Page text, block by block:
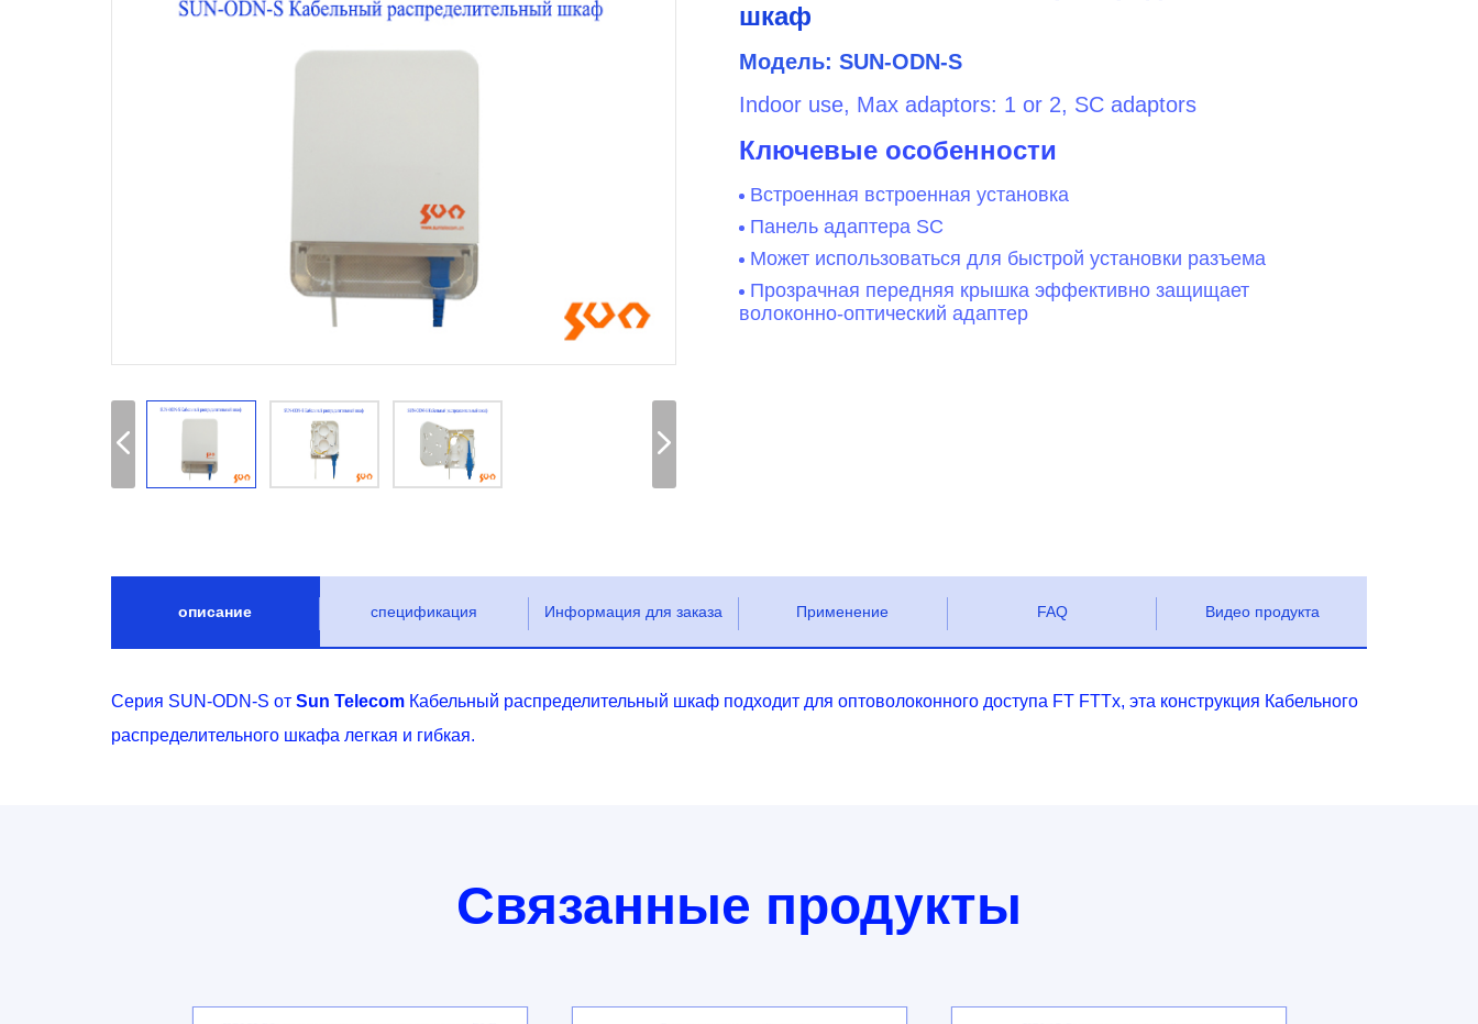
шкаф
Модель: SUN-ODN-S
Indoor use, Max adaptors: 1 or 2, SC adaptors
Ключевые особенности
Встроенная встроенная установка
Панель адаптера SC
Может использоваться для быстрой установки разъема
Прозрачная передняя крышка эффективно защищает
волоконно-оптический адаптер
описание спецификация Информация для заказа Применение FAQ Видео продукта
Серия SUN-ODN-S от Sun TelecomКабельный распределительный шкаф подходит для оптоволоконного доступа FT FTTx, эта конструкция Кабельного
распределительного шкафа легкая и гибкая.
Связанные продукты